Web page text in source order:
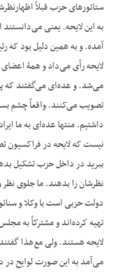
ستاتورهای حزب قبلاً
به این لایحه. یعنی
آمده. و به همین دلیل بود که
لایحه رأی می‌داد و همۀ
می‌شد. و عده‌ای می‌گفتند که
تصویب می‌کنند. واقعاً چشم
داشتیم. منتها عده‌ای به ما
نیست که لایحه در
ببرید در داخل حزب تشکیل
نظرشان را بدهند. ما جلوی نظر
دولت حزبی است با وکلا و
تهیه کرده‌اند و مشترکاً به
لایحه هستند. ولی مع‌هذا
می‌آمد به این صورت لوایح